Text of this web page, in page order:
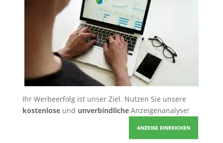
Ihr Werbeerfolg ist unser Ziel. Nutzen Sie unsere
kostenloseund unverbindlicheAnzeigenanalyse!
ANZEIGE EINREICHEN